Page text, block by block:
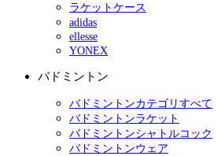
ラケットケース
adidas
ellesse
YONEX
バドミントン
バドミントンカテゴリすべて
バドミントンラケット
バドミントンシャトルコック
バドミントンウェア